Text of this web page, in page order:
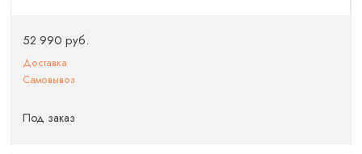
52 990 руб.
Доставка
Самовывоз
Под заказ